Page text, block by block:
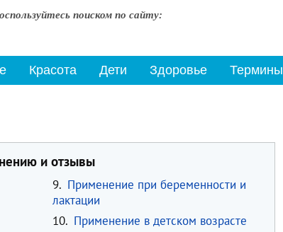
поиском по сайту:
Красота Дети Здоровье Термины
и отзывы
9. Применение при беременности и
лактации
10. Применение в детском возрасте